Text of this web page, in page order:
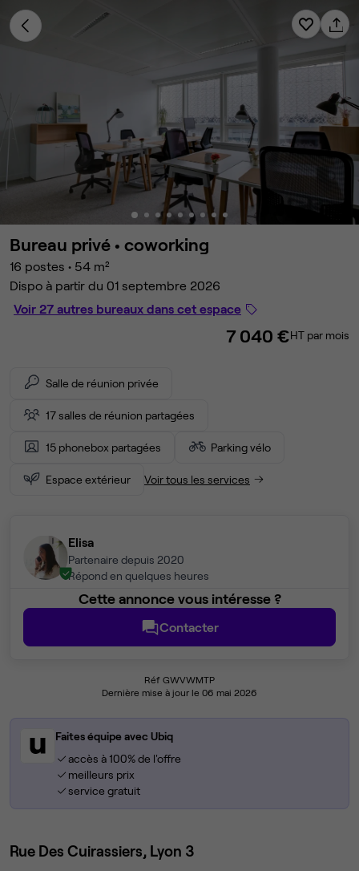
Bureau privé • coworking
16 postes • 54 m²
Dispo à partir du 01 septembre 2026
Voir 27 autres bureaux dans cet espace
7 040 €HT par mois
Salle de réunion privée
17 salles de réunion partagées
15 phonebox partagées Parking vélo
Espace extérieur Voir tous les services
Elisa
Partenaire depuis 2020
Répond en quelques heures
Cette annonce vous intéresse ?
Contacter
Réf GWVWMTP
Dernière mise à jour le 06 mai 2026
Faites équipe avec Ubiq
accès à 100% de l'offre
meilleurs prix
service gratuit
Rue Des Cuirassiers, Lyon 3